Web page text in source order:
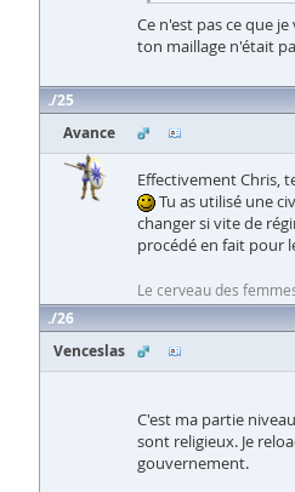
Ce n'est pas ce que
ton maillage n'était
25
Avance
Effectivement Chris,
Tu as utilisé une
changer si vite de
procédé en fait pour
Le cerveau des
26
Venceslas
C'est ma partie
sont religieux. Je
gouvernement.